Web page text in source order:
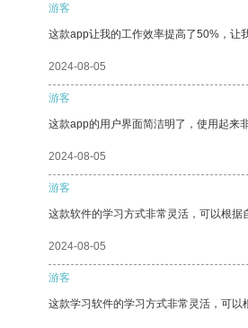
游客
这款app让我的工作效率提高了50%，让
2024-08-05
游客
这款app的用户界面简洁明了，使用起来
2024-08-05
游客
这款软件的学习方式非常灵活，可以根据
2024-08-05
游客
这款学习软件的学习方式非常灵活，可以